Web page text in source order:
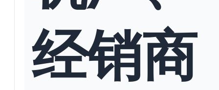
经销商